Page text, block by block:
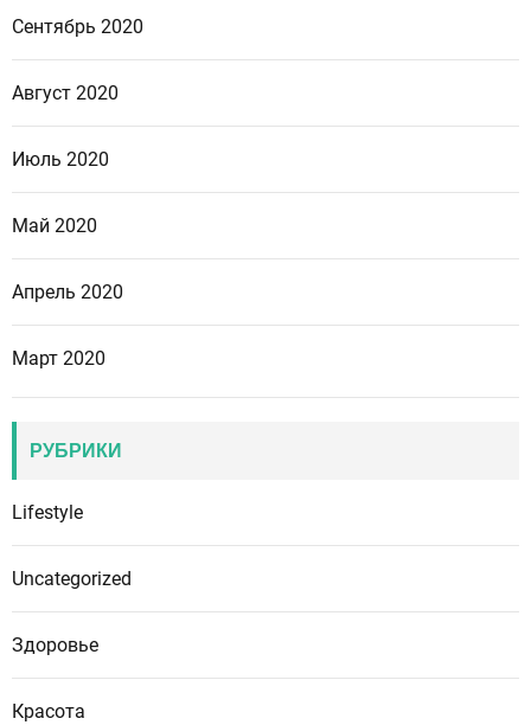
Сентябрь 2020
Август 2020
Июль 2020
Май 2020
Апрель 2020
Март 2020
РУБРИКИ
Lifestyle
Uncategorized
Здоровье
Красота